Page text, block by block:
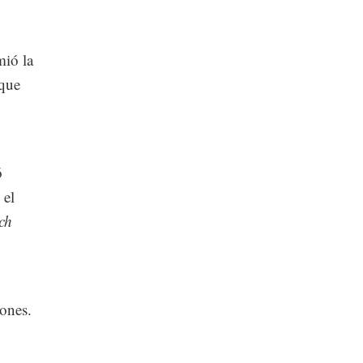
la